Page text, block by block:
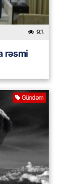
93
rəsmi
Gündəm